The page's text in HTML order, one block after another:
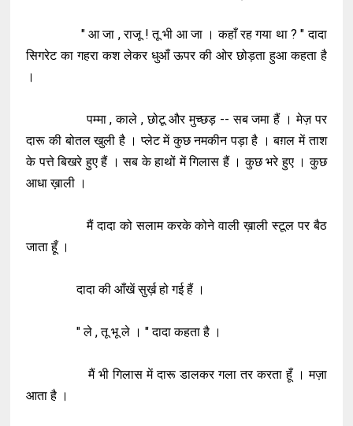
" आ जा , राजू ! तू भी आ जा । कहाँ रह गया था ? " दादा
सिगरेट का गहरा कश लेकर धुआँ ऊपर की ओर छोड़ता हुआ कहता है
।
पम्मा , काले , छोटू और मुच्छड़ -- सब जमा हैं । मेज़ पर
दारू की बोतल खुली है । प्लेट में कुछ नमकीन पड़ा है । बग़ल में ताश
के पत्ते बिखरे हुए हैं । सब के हाथों में गिलास हैं । कुछ भरे हुए । कुछ
आधा ख़ाली ।
मैं दादा को सलाम करके कोने वाली ख़ाली स्टूल पर बैठ
जाता हूँ ।
दादा की आँखें सुर्ख़ हो गई हैं ।
" ले , तू भू ले । " दादा कहता है ।
मैं भी गिलास में दारू डालकर गला तर करता हूँ । मज़ा
आता है ।